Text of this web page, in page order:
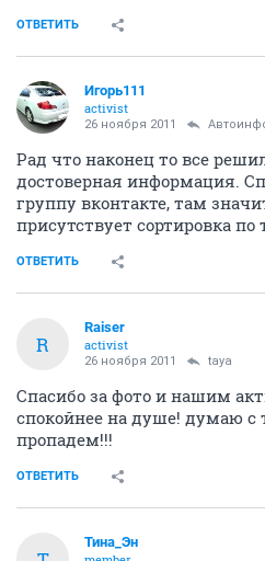
ОТВЕТИТЬ
Игорь111
activist
26 ноября 2011
Рад что наконец то все
достоверная информация.
группу вконтакте, там
присутствует сортировка по
ОТВЕТИТЬ
R
Raiser
activist
26 ноября 2011 taya
Спасибо за фото и нашим
спокойнее на душе! думаю
пропадем!!!
ОТВЕТИТЬ
Тина_Эн